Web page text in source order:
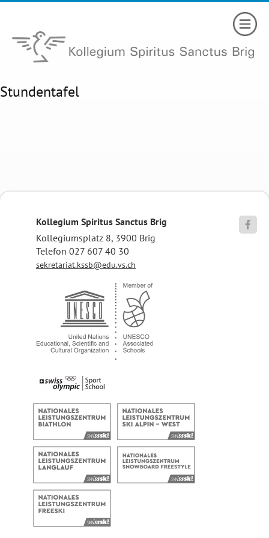
Stundentafel
Kollegium Spiritus Sanctus Brig
Kollegiumsplatz 8, 3900 Brig
Telefon 027 607 40 30
sekretariat.kssb@edu.vs.ch
